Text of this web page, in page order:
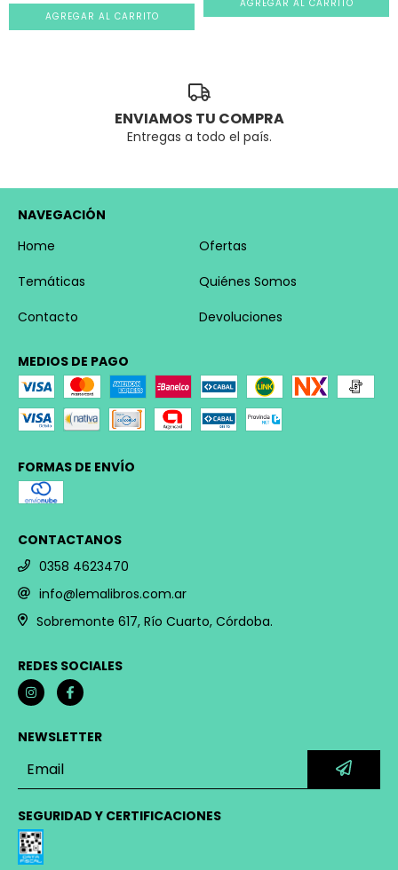
ENVIAMOS TU COMPRA
Entregas a todo el país.
NAVEGACIÓN
Home
Ofertas
Temáticas
Quiénes Somos
Contacto
Devoluciones
MEDIOS DE PAGO
FORMAS DE ENVÍO
CONTACTANOS
0358 4623470
info@lemalibros.com.ar
Sobremonte 617, Río Cuarto, Córdoba.
REDES SOCIALES
NEWSLETTER
SEGURIDAD Y CERTIFICACIONES